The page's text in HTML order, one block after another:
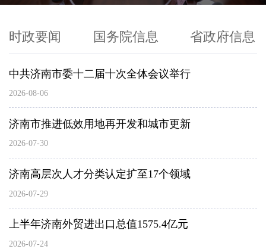
时政要闻 国务院信息 省政府信息
中共济南市委十二届十次全体会议举行
2026-08-06
济南市推进低效用地再开发和城市更新
2026-07-30
济南高层次人才分类认定扩至17个领域
2026-07-29
上半年济南外贸进出口总值1575.4亿元
2026-07-24